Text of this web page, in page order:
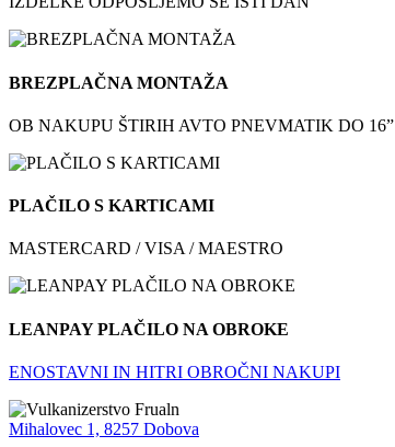
BREZPLAČNA MONTAŽA
OB NAKUPU ŠTIRIH AVTO PNEVMATIK DO 16”
PLAČILO S KARTICAMI
MASTERCARD / VISA / MAESTRO
LEANPAY PLAČILO NA OBROKE
ENOSTAVNI IN HITRI OBROČNI NAKUPI
Mihalovec 1, 8257 Dobova